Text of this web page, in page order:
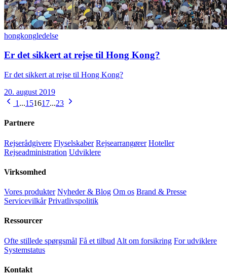
hongkongledelse
Er det sikkert at rejse til Hong Kong?
Er det sikkert at rejse til Hong Kong?
20. august 2019
1 ...151617...23
Partnere
Rejserådgivere Flyselskaber Rejsearrangører Hoteller
Rejseadministration Udviklere
Virksomhed
Vores produkter Nyheder & Blog Om os Brand & Presse
Servicevilkår Privatlivspolitik
Ressourcer
Ofte stillede spørgsmål Få et tilbud Alt om forsikring For udviklere
Systemstatus
Kontakt